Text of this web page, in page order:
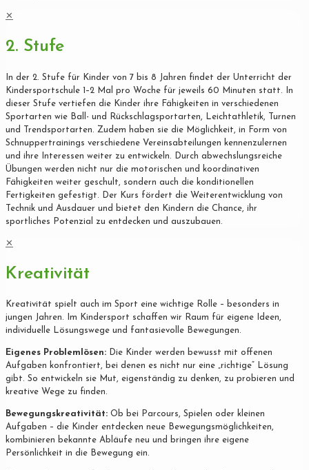
✕
2. Stufe
In der 2. Stufe für Kinder von 7 bis 8 Jahren findet der Unterricht der
Kindersportschule 1–2 Mal pro Woche für jeweils 60 Minuten statt. In
dieser Stufe vertiefen die Kinder ihre Fähigkeiten in verschiedenen
Sportarten wie Ball- und Rückschlagsportarten, Leichtathletik, Turnen
und Trendsportarten. Zudem haben sie die Möglichkeit, in Form von
Schnuppertrainings verschiedene Vereinsabteilungen kennenzulernen
und ihre Interessen weiter zu entwickeln. Durch abwechslungsreiche
Übungen werden nicht nur die motorischen und koordinativen
Fähigkeiten weiter geschult, sondern auch die konditionellen
Fertigkeiten gefestigt. Der Kurs fördert die Weiterentwicklung von
Technik und Ausdauer und bietet den Kindern die Chance, ihr
sportliches Potenzial zu entdecken und auszubauen.
✕
Kreativität
Kreativität spielt auch im Sport eine wichtige Rolle – besonders in
jungen Jahren. Im Kindersport schaffen wir Raum für eigene Ideen,
individuelle Lösungswege und fantasievolle Bewegungen.
Eigenes Problemlösen: Die Kinder werden bewusst mit offenen
Aufgaben konfrontiert, bei denen es nicht nur eine „richtige“ Lösung
gibt. So entwickeln sie Mut, eigenständig zu denken, zu probieren und
kreative Wege zu finden.
Bewegungskreativität: Ob bei Parcours, Spielen oder kleinen
Aufgaben – die Kinder entdecken neue Bewegungsmöglichkeiten,
kombinieren bekannte Abläufe neu und bringen ihre eigene
Persönlichkeit in die Bewegung ein.